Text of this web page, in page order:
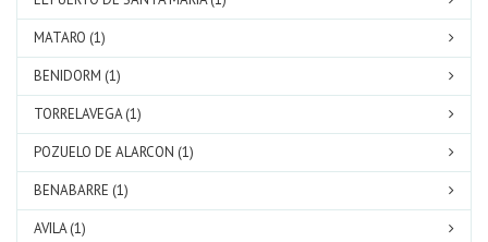
MATARO (1)
BENIDORM (1)
TORRELAVEGA (1)
POZUELO DE ALARCON (1)
BENABARRE (1)
AVILA (1)